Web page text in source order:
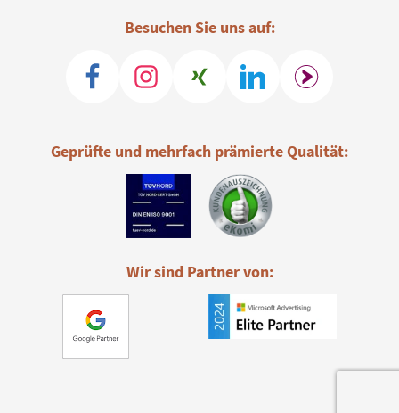
Besuchen Sie uns auf:
Geprüfte und mehrfach prämierte Qualität:
Wir sind Partner von: